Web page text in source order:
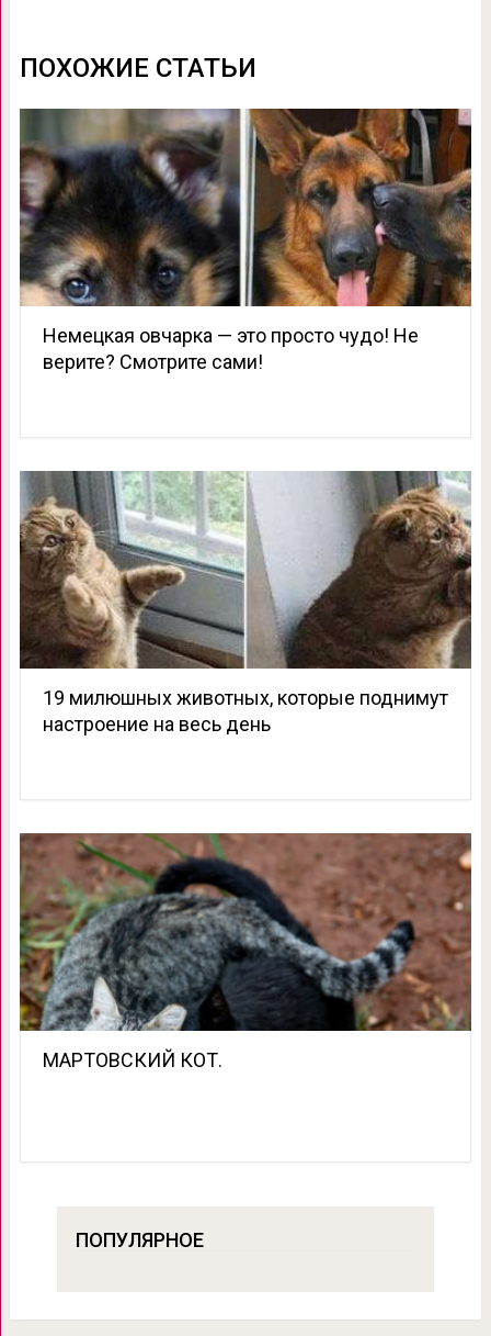
ПОХОЖИЕ СТАТЬИ
Немецкая овчарка — это просто чудо! Не
верите? Смотрите сами!
19 милюшных животных, которые поднимут
настроение на весь день
МАРТОВСКИЙ КОТ.
ПОПУЛЯРНОЕ